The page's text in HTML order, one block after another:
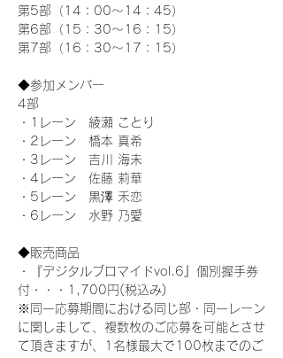
第5部（14：00～14：45）
第6部（15：30～16：15）
第7部（16：30～17：15）
◆参加メンバー
4部
・1レーン　綾瀬 ことり
・2レーン　橋本 真希
・3レーン　吉川 海未
・4レーン　佐藤 莉華
・5レーン　黒澤 禾恋
・6レーン　水野 乃愛
◆販売商品
・『デジタルブロマイドvol.6』個別握手券
付・・・1,700円(税込み)
※同一応募期間における同じ部・同一レーン
に関しまして、複数枚のご応募を可能とさせ
て頂きますが、1名様最大で100枚までのご